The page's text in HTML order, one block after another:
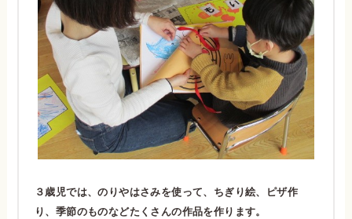
３歳児では、のりやはさみを使って、ちぎり絵、ピザ作
り、季節のものなどたくさんの作品を作ります。